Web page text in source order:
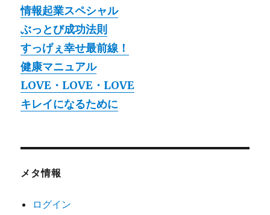
情報起業スペシャル
ぶっとび成功法則
すっげぇ幸せ最前線！
健康マニュアル
LOVE・LOVE・LOVE
キレイになるために
メタ情報
ログイン